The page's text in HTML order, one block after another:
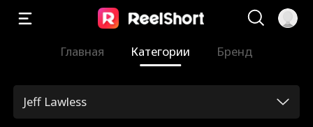
Главная Категории Бренд
Jeff Lawless